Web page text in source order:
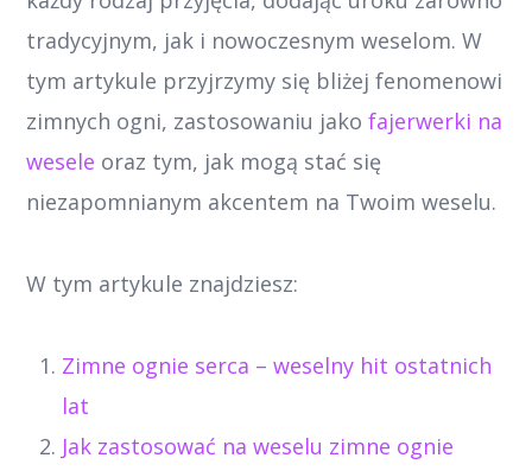
tradycyjnym, jak i nowoczesnym weselom. W
tym artykule przyjrzymy się bliżej fenomenowi
zimnych ogni, zastosowaniu jakofajerwerki na
wesele oraz tym, jak mogą stać się
niezapomnianym akcentem na Twoim weselu.
W tym artykule znajdziesz:
Zimne ognie serca – weselny hit ostatnich
lat
Jak zastosować na weselu zimne ognie